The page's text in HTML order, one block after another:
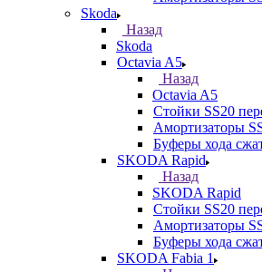
Skoda
Назад
Skoda
Octavia A5
Назад
Octavia A5
Стойки SS20
Амортизаторы
Буферы хода
SKODA Rapid
Назад
SKODA Rapid
Стойки SS20
Амортизаторы
Буферы хода
SKODA Fabia 1